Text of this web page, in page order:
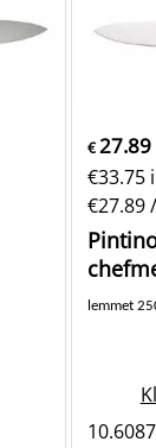
€27.89
€33.75
€27.89
lemmet